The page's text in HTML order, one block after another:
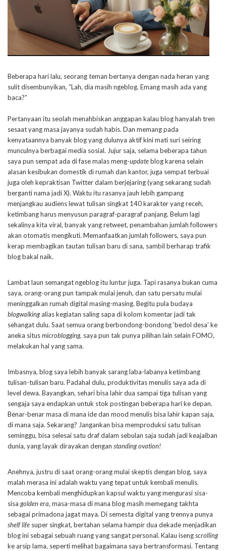
Beberapa hari lalu, seorang teman bertanya dengan nada heran yang
sulit disembunyikan, “Lah, dia masih ngeblog. Emang masih ada yang
baca?”
Pertanyaan itu seolah menahbiskan anggapan kalau blog hanyalah tren
sesaat yang masa jayanya sudah habis. Dan memang pada
kenyataannya banyak blog yang dulunya aktif kini mati suri seiring
munculnya berbagai media sosial. Jujur saja, selama beberapa tahun
saya pun sempat ada di fase malas meng-updateblog karena selain
alasan kesibukan domestik di rumah dan kantor, juga sempat terbuai
juga oleh kepraktisan Twitter dalam berjejaring (yang sekarang sudah
berganti nama jadi X). Waktu itu rasanya jauh lebih gampang
menjangkau audiens lewat tulisan singkat 140 karakter yang receh,
ketimbang harus menyusun paragraf-paragraf panjang. Belum lagi
sekalinya kita viral, banyak yang retweet, penambahan jumlah followers
akan otomatis mengikuti. Memanfaatkan jumlah followers, saya pun
kerap membagikan tautan tulisan baru di sana, sambil berharap trafik
blog bakal naik.
Lambat laun semangat ngeblog itu luntur juga. Tapi rasanya bukan cuma
saya, orang-orang pun tampak mulai jenuh, dan satu persatu mulai
meninggalkan rumah digital masing-masing. Begitu pula budaya
blogwalkingalias kegiatan saling sapa di kolom komentar jadi tak
sehangat dulu. Saat semua orang berbondong-bondong ‘bedol desa’ ke
aneka situsmicroblogging, saya pun tak punya pilihan lain selain FOMO,
melakukan hal yang sama.
Imbasnya, blog saya lebih banyak sarang laba-labanya ketimbang
tulisan-tulisan baru. Padahal dulu, produktivitas menulis saya ada di
level dewa. Bayangkan, sehari bisa lahir dua sampai tiga tulisan yang
sengaja saya endapkan untuk stok postingan beberapa hari ke depan.
Benar-benar masa di mana ide dan mood menulis bisa lahir kapan saja,
di mana saja. Sekarang? Jangankan bisa memproduksi satu tulisan
seminggu, bisa selesai satu draf dalam sebulan saja sudah jadi keajaiban
dunia, yang layak dirayakan dengan standing ovation!
Anehnya, justru di saat orang-orang mulai skeptis dengan blog, saya
malah merasa ini adalah waktu yang tepat untuk kembali menulis.
Mencoba kembali menghidupkan kapsul waktu yang mengurasi sisa-
sisagolden era, masa-masa di mana blog masih memegang takhta
sebagai primadona jagat maya. Di semesta digital yang trennya punya
shelf life super singkat, bertahan selama hampir dua dekade menjadikan
blog ini sebagai sebuah ruang yang sangat personal. Kalau isengscrolling
ke arsip lama, seperti melihat bagaimana saya bertransformasi. Tentang